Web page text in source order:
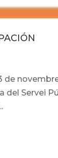
de
del Servei